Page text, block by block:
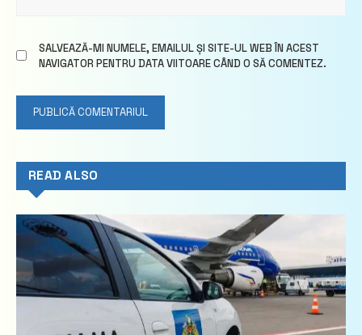
SALVEAZĂ-MI NUMELE, EMAILUL ȘI SITE-UL WEB ÎN ACEST
NAVIGATOR PENTRU DATA VIITOARE CÂND O SĂ COMENTEZ.
READ ALSO